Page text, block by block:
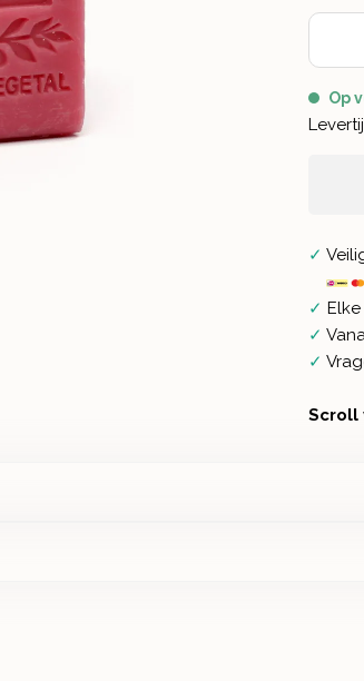
Op
✓
✓
✓
✓
Scroll